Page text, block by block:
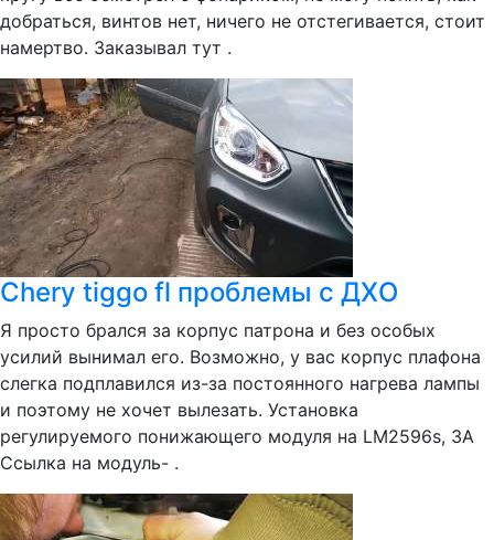
добраться, винтов нет, ничего не отстегивается, стоит
намертво. Заказывал тут .
Chery tiggo fl проблемы с ДХО
Я просто брался за корпус патрона и без особых
усилий вынимал его. Возможно, у вас корпус плафона
слегка подплавился из-за постоянного нагрева лампы
и поэтому не хочет вылезать. Установка
регулируемого понижающего модуля на LM2596s, 3A
Ссылка на модуль- .